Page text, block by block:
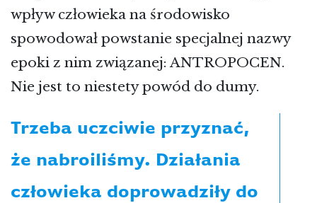
wpływ człowieka na środowisko
spowodował powstanie specjalnej nazwy
epoki z nim związanej: ANTROPOCEN.
Nie jest to niestety powód do dumy.
Trzeba uczciwie przyznać,
że nabroiliśmy. Działania
człowieka doprowadziły do